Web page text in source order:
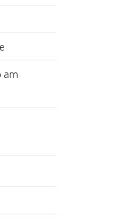
am